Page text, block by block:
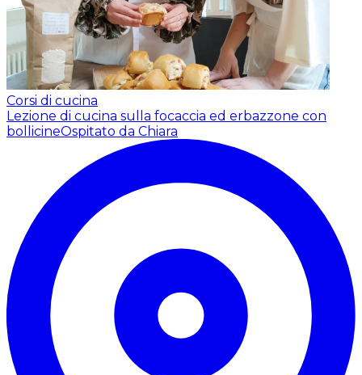
Corsi di cucina
Lezione di cucina sulla focaccia ed erbazzone con
bollicineOspitato da Chiara